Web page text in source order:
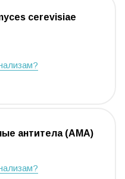
cerevisiae
антитела (AMA)